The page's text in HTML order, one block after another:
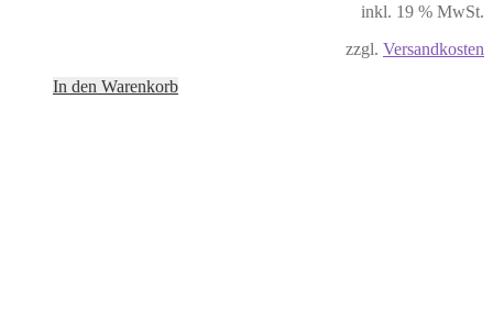
inkl. 19 % MwSt.
zzgl. Versandkosten
In den Warenkorb